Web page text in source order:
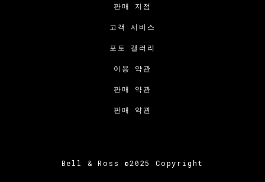
판매 지점
고객 서비스
포토 갤러리
이용 약관
판매 약관
판매 약관
Bell & Ross ©2025 Copyright